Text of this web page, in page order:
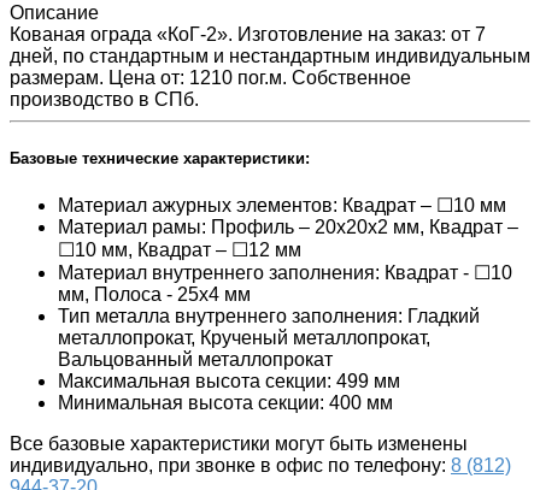
Описание
Кованая ограда «КоГ-2». Изготовление на заказ: от 7
дней, по стандартным и нестандартным индивидуальным
размерам. Цена от: 1210 пог.м. Собственное
производство в СПб.
Базовые технические характеристики:
Материал ажурных элементов: Квадрат – ☐10 мм
Материал рамы: Профиль – 20х20х2 мм, Квадрат –
☐10 мм, Квадрат – ☐12 мм
Материал внутреннего заполнения: Квадрат - ☐10
мм, Полоса - 25x4 мм
Тип металла внутреннего заполнения: Гладкий
металлопрокат, Крученый металлопрокат,
Вальцованный металлопрокат
Максимальная высота секции: 499 мм
Минимальная высота секции: 400 мм
Все базовые характеристики могут быть изменены
индивидуально, при звонке в офис по телефону: 8 (812)